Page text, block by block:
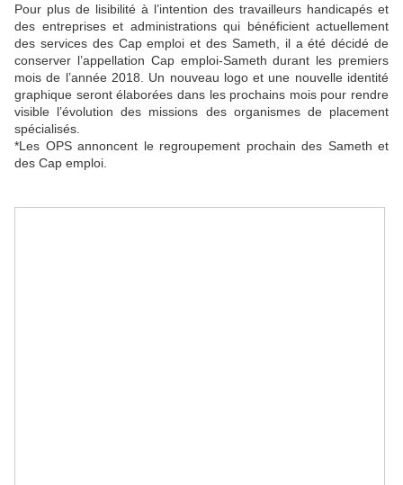
Pour plus de lisibilité à l’intention des travailleurs handicapés et
des entreprises et administrations qui bénéficient actuellement
des services des Cap emploi et des Sameth, il a été décidé de
conserver l’appellation Cap emploi-Sameth durant les premiers
mois de l’année 2018. Un nouveau logo et une nouvelle identité
graphique seront élaborées dans les prochains mois pour rendre
visible l’évolution des missions des organismes de placement
spécialisés.
*Les OPS annoncent le regroupement prochain des Sameth et
des Cap emploi.